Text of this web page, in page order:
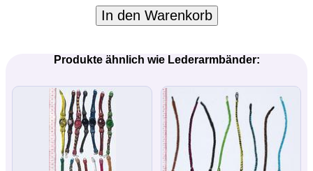
In den Warenkorb
Produkte ähnlich wie Lederarmbänder: